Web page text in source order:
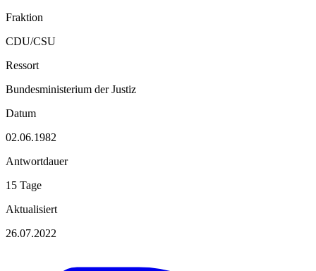
Fraktion
CDU/CSU
Ressort
Bundesministerium der Justiz
Datum
02.06.1982
Antwortdauer
15 Tage
Aktualisiert
26.07.2022